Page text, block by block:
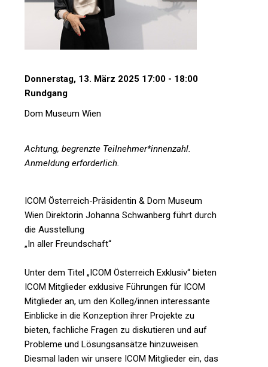
Donnerstag, 13. März 2025 17:00 - 18:00
Rundgang
Dom Museum Wien
Achtung, begrenzte Teilnehmer*innenzahl.
Anmeldung erforderlich.
ICOM Österreich-Präsidentin & Dom Museum
Wien Direktorin Johanna Schwanberg führt durch
die Ausstellung
„In aller Freundschaft“
Unter dem Titel „ICOM Österreich Exklusiv“ bieten
ICOM Mitglieder exklusive Führungen für ICOM
Mitglieder an, um den Kolleg/innen interessante
Einblicke in die Konzeption ihrer Projekte zu
bieten, fachliche Fragen zu diskutieren und auf
Probleme und Lösungsansätze hinzuweisen.
Diesmal laden wir unsere ICOM Mitglieder ein, das